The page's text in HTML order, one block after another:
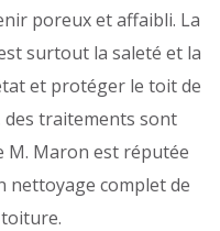
poreux et affaibli. La
surtout la saleté et la
et protéger le toit de
des traitements sont
M. Maron est réputée
nettoyage complet de